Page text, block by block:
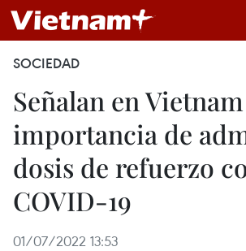
SOCIEDAD
Señalan en Vietnam
importancia de
dosis de refuerzo
COVID-19
01/07/2022 13:53